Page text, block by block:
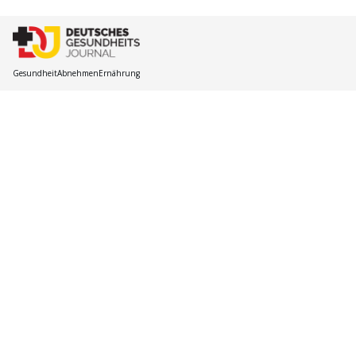
GesundheitAbnehmenErnährung